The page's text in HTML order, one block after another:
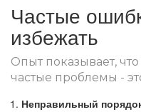
Частые
избежать
Опыт показывает,
частые проблемы -
Неправильный